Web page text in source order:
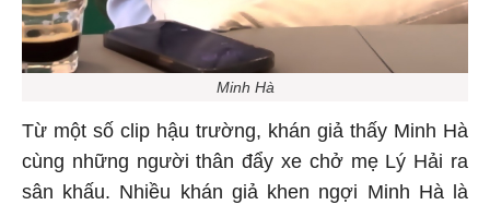
Minh Hà
Từ một số clip hậu trường, khán giả thấy Minh Hà
cùng những người thân đẩy xe chở mẹ Lý Hải ra
sân khấu. Nhiều khán giả khen ngợi Minh Hà là